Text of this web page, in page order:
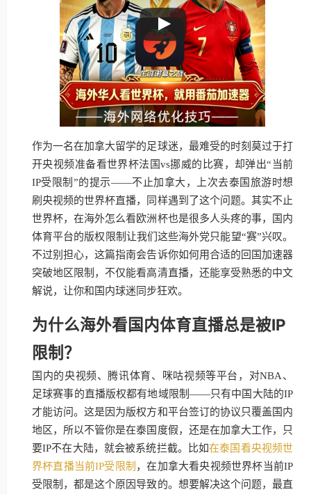
作为一名在加拿大留学的足球迷，最难受的时刻莫过于打
开央视频准备看世界杯法国vs挪威的比赛，却弹出“当前
IP受限制”的提示——不止加拿大，上次去泰国旅游时想
刷央视频的世界杯直播，同样遇到了这个问题。其实不止
世界杯，在海外怎么看欧洲杯也是很多人头疼的事，国内
体育平台的版权限制让我们这些海外党只能望“赛”兴叹。
不过别担心，这篇指南会告诉你如何用合适的回国加速器
突破地区限制，不仅能看高清直播，还能享受熟悉的中文
解说，让你和国内球迷同步狂欢。
为什么海外看国内体育直播总是被IP
限制？
国内的央视频、腾讯体育、咪咕视频等平台，对NBA、
足球赛事的直播版权都有地域限制——只有中国大陆的IP
才能访问。这是因为版权方和平台签订的协议只覆盖国内
地区，所以不管你是在泰国度假，还是在加拿大工作，只
要IP不在大陆，就会被系统拦截。比如在泰国看央视频世
界杯直播当前IP受限制 ，在加拿大看央视频世界杯当前IP
受限制，都是这个原因导致的。想要解决这个问题，最直